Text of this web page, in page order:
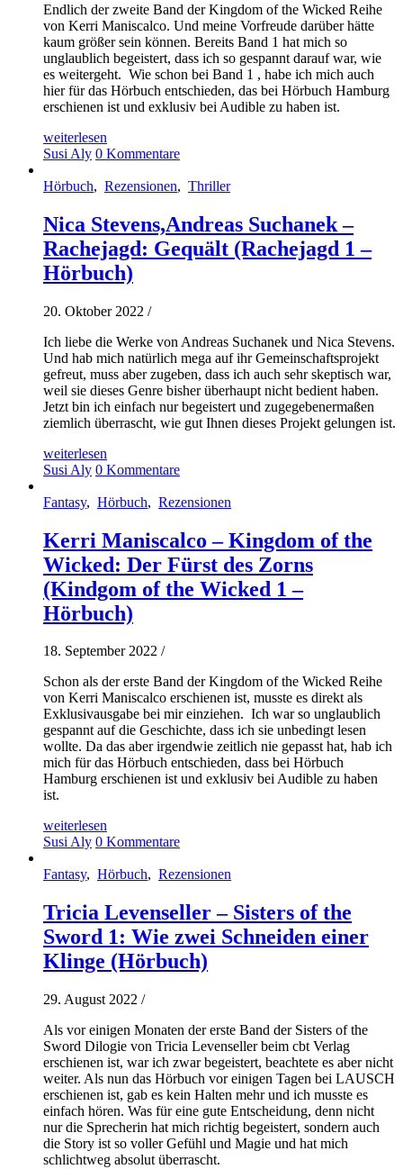
Endlich der zweite Band der Kingdom of the Wicked Reihe
von Kerri Maniscalco. Und meine Vorfreude darüber hätte
kaum größer sein können. Bereits Band 1 hat mich so
unglaublich begeistert, dass ich so gespannt darauf war, wie
es weitergeht. Wie schon bei Band 1 , habe ich mich auch
hier für das Hörbuch entschieden, das bei Hörbuch Hamburg
erschienen ist und exklusiv bei Audible zu haben ist.
weiterlesen
Susi Aly 0 Kommentare
Hörbuch, Rezensionen, Thriller
Nica Stevens,Andreas Suchanek –
Rachejagd: Gequält (Rachejagd 1 –
Hörbuch)
20. Oktober 2022 /
Ich liebe die Werke von Andreas Suchanek und Nica Stevens.
Und hab mich natürlich mega auf ihr Gemeinschaftsprojekt
gefreut, muss aber zugeben, dass ich auch sehr skeptisch war,
weil sie dieses Genre bisher überhaupt nicht bedient haben.
Jetzt bin ich einfach nur begeistert und zugegebenermaßen
ziemlich überrascht, wie gut Ihnen dieses Projekt gelungen ist.
weiterlesen
Susi Aly 0 Kommentare
Fantasy, Hörbuch, Rezensionen
Kerri Maniscalco – Kingdom of the
Wicked: Der Fürst des Zorns
(Kindgom of the Wicked 1 –
Hörbuch)
18. September 2022 /
Schon als der erste Band der Kingdom of the Wicked Reihe
von Kerri Maniscalco erschienen ist, musste es direkt als
Exklusivausgabe bei mir einziehen. Ich war so unglaublich
gespannt auf die Geschichte, dass ich sie unbedingt lesen
wollte. Da das aber irgendwie zeitlich nie gepasst hat, hab ich
mich für das Hörbuch entschieden, dass bei Hörbuch
Hamburg erschienen ist und exklusiv bei Audible zu haben
ist.
weiterlesen
Susi Aly 0 Kommentare
Fantasy, Hörbuch, Rezensionen
Tricia Levenseller – Sisters of the
Sword 1: Wie zwei Schneiden einer
Klinge (Hörbuch)
29. August 2022 /
Als vor einigen Monaten der erste Band der Sisters of the
Sword Dilogie von Tricia Levenseller beim cbt Verlag
erschienen ist, war ich zwar begeistert, beachtete es aber nicht
weiter. Als nun das Hörbuch vor einigen Tagen bei LAUSCH
erschienen ist, gab es kein Halten mehr und ich musste es
einfach hören. Was für eine gute Entscheidung, denn nicht
nur die Sprecherin hat mich richtig begeistert, sondern auch
die Story ist so voller Gefühl und Magie und hat mich
schlichtweg absolut überrascht.